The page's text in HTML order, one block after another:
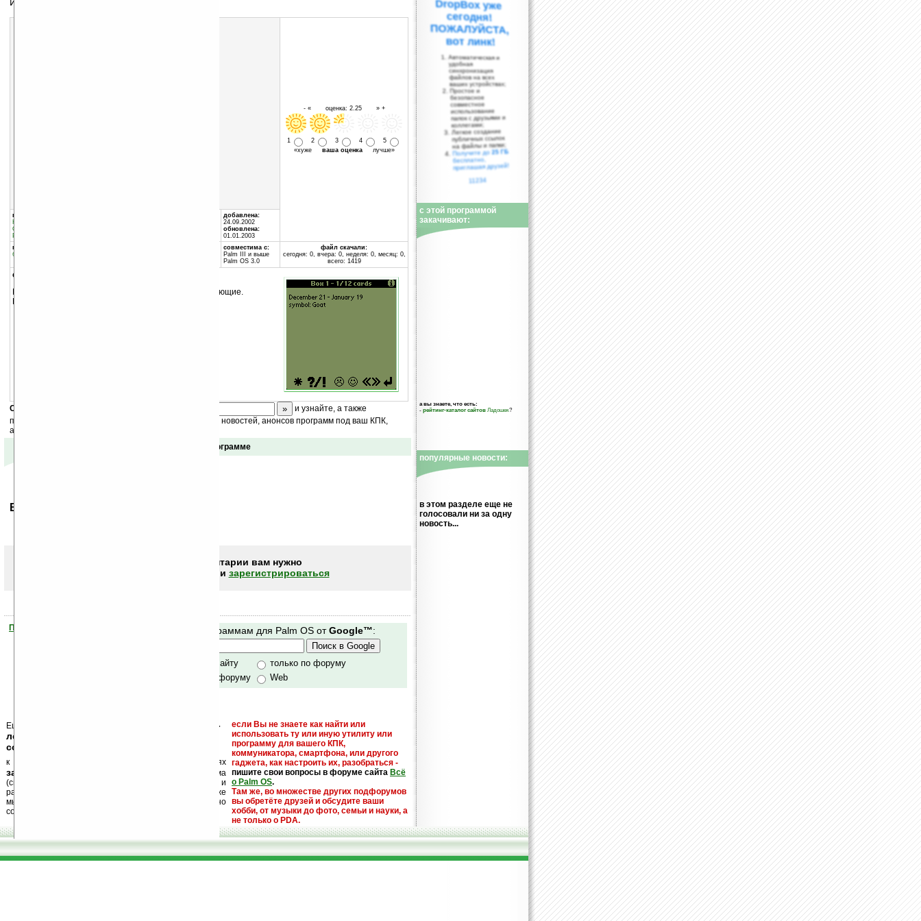
- « оценка: 2.25 » +
1 2 3 4
5
«хуже ваша оценкалучше»
группы программы:
Наука
Офис
Разное
добавлена:
24.09.2002
обновлена:
01.01.2003
программа:
бесплатная
совместима с:
Palm III и выше
Palm OS 3.0
файл скачали:
сегодня: 0, вчера: 0, неделя: 0, месяц: 0,
всего: 1419
описание:
Изучаем зодиакальные знаки и даты им соответствующие.
Скоро
и узнайте, а также
получайте ежедневный или еженедельный дайджест новостей, анонсов программ под ваш КПК,
акций сайта на ваш почтовый ящик.
Отзывы о программе
Ваше мнение будет первым.
Чтобы писать комментарии вам нужно
или зарегистрироваться
Помогите Ладошкам стать лучше
Поиск по программам для Palm OS отGoogle™:
только по сайту
только по форуму
по сайту и форуму
Web
Еще раз обращаем внимание, что
кейгены, кряки -
лекарства, серийные номера, ключи и
ссылки на варезные сайты
если Вы не знаете как найти или
использовать ту или иную утилиту или
программу для вашего КПК,
коммуникатора, смартфона, или другого
гаджета, как настроить их, разобраться -
пишите свои вопросы в форуме сайта Всё
о Palm OS.
Там же, во множестве других подфорумов
вы обретёте друзей и обсудите ваши
хобби, от музыки до фото, семьи и науки, а
не только о PDA.
к публикации на нашем сайте в комментариях
запрещены
, как и несанкционированная реклама
(спам). Мы поддерживаем авторов программ и
развитие легального программного обеспечения. Также
мы призываем Вас поддерживать авторов, особенно
создающих бесплатные (freeware) программы.
вот линк!
Автоматическая и
удобная
синхронизация
файлов на всех
ваших устройствах;
Простое и
безопасное
совместное
использование
папок с друзьями и
коллегами;
Легкое создание
публичных ссылок
на файлы и папки;
Получите до25 ГБ
бесплатно,
приглашая друзей!
11234
с этой программой
закачивают:
а вы знаете, что есть:
- рейтинг-каталог сайтов Ладошек?
популярные новости:
в этом разделе еще не
голосовали ни за одну
новость...